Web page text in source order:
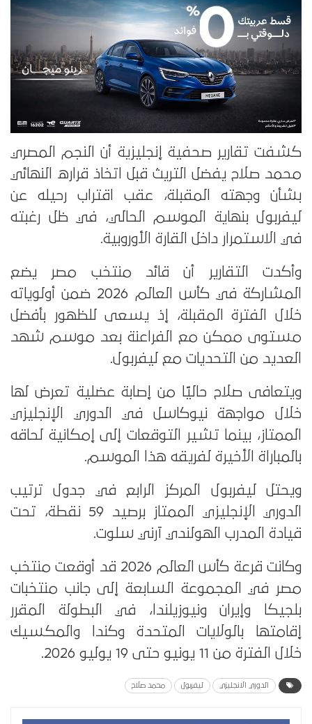
كشفت تقارير صحفية إنجليزية أن النجم المصري
محمد صلاح يفضل التريث قبل اتخاذ قراره النهائي
بشأن وجهته المقبلة، عقب اقتراب رحيله عن
ليفربول بنهاية الموسم الحالي، في ظل رغبته
في الاستمرار داخل القارة الأوروبية.
وأكدت التقارير أن قائد منتخب مصر يضع
المشاركة في كأس العالم 2026 ضمن أولوياته
خلال الفترة المقبلة، إذ يسعى للظهور بأفضل
مستوى ممكن مع الفراعنة بعد موسم شهد
العديد من التحديات مع ليفربول.
ويتعافى صلاح حاليًا من إصابة عضلية تعرض لها
خلال مواجهة نيوكاسل في الدوري الإنجليزي
الممتاز، بينما تشير التوقعات إلى إمكانية لحاقه
بالمباراة الأخيرة لفريقه هذا الموسم.
ويحتل ليفربول المركز الرابع في جدول ترتيب
الدوري الإنجليزي الممتاز برصيد 59 نقطة، تحت
قيادة المدرب الهولندي آرني سلوت.
وكانت قرعة كأس العالم 2026 قد أوقعت منتخب
مصر في المجموعة السابعة إلى جانب منتخبات
بلجيكا وإيران ونيوزيلندا، في البطولة المقرر
إقامتها بالولايات المتحدة وكندا والمكسيك
خلال الفترة من 11 يونيو حتى 19 يوليو 2026.
الدوري الانجليزي ليفربول محمد صلاح